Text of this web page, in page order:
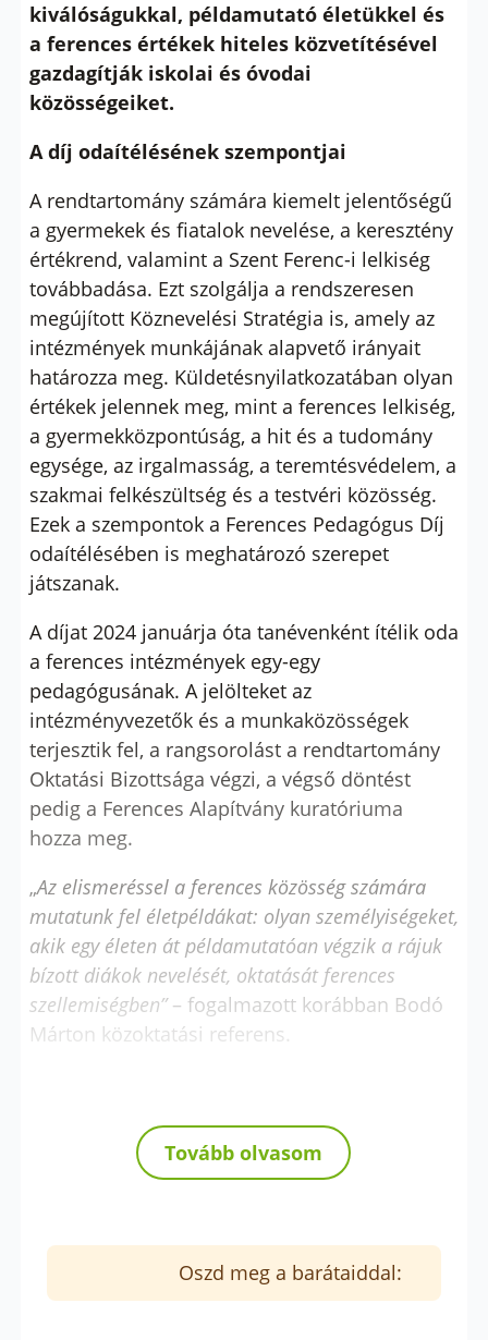
kiválóságukkal, példamutató életükkel és
a ferences értékek hiteles közvetítésével
gazdagítják iskolai és óvodai
közösségeiket.
A díj odaítélésének szempontjai
A rendtartomány számára kiemelt jelentőségű
a gyermekek és fiatalok nevelése, a keresztény
értékrend, valamint a Szent Ferenc-i lelkiség
továbbadása. Ezt szolgálja a rendszeresen
megújított Köznevelési Stratégia is, amely az
intézmények munkájának alapvető irányait
határozza meg. Küldetésnyilatkozatában olyan
értékek jelennek meg, mint a ferences lelkiség,
a gyermekközpontúság, a hit és a tudomány
egysége, az irgalmasság, a teremtésvédelem, a
szakmai felkészültség és a testvéri közösség.
Ezek a szempontok a Ferences Pedagógus Díj
odaítélésében is meghatározó szerepet
játszanak.
A díjat 2024 januárja óta tanévenként ítélik oda
a ferences intézmények egy-egy
pedagógusának. A jelölteket az
intézményvezetők és a munkaközösségek
terjesztik fel, a rangsorolást a rendtartomány
Oktatási Bizottsága végzi, a végső döntést
pedig a Ferences Alapítvány kuratóriuma
hozza meg.
„Az elismeréssel a ferences közösség számára
mutatunk fel életpéldákat: olyan személyiségeket,
akik egy életen át példamutatóan végzik a rájuk
bízott diákok nevelését, oktatását ferences
szellemiségben”– fogalmazott korábban Bodó
Márton közoktatási referens.
Ferences Gimnázium
hosszú évtizedek óta szolgálja az oktatás
ügyét. Derűs, nyitott és következetes
Tovább olvasom
Oszd meg a barátaiddal: